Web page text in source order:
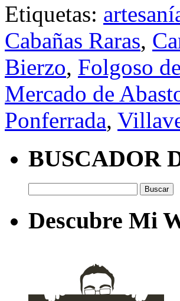
Etiquetas:
Cabañas Raras,
Bierzo, Folgoso
Mercado de
Ponferrada,
BUSCADOR
Descubre Mi